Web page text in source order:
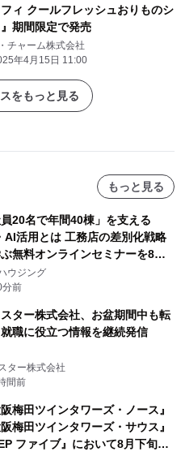
フィ クールフレッシュおりものシ
期間限定で発売
チャーム株式会社
年4月15日 11:00
をもっと見る
もっと見る
員20名で年間40棟」を支える
AI活用とは 工務店の差別化戦略
無料オンラインセミナーを8月
開催
ウジング
分前
ター株式会社、お盆期間中も転
職に役立つ情報を継続発信
ター株式会社
間前
阪梅田ツインタワーズ・ノース』
阪梅田ツインタワーズ・サウス』
ファイブ』において8月下旬か